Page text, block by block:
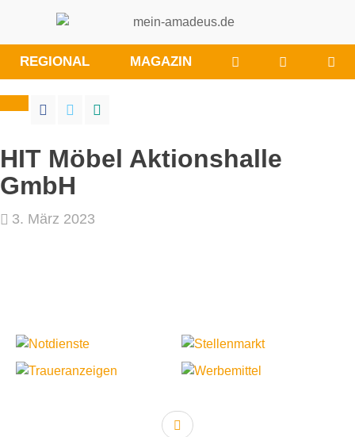
REGIONAL MAGAZIN WÜNSCHE/
SIE
HIT Möbel Aktionshalle
GmbH
3. März 2023
vorheriger Artikel: